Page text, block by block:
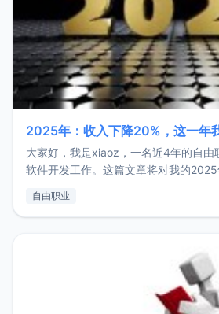
2025年：收入下降20%，这一年
大家好，我是xiaoz，一名近4年的自由
软件开发工作。这篇文章将对我的
收入下降20%，但却过得很充实，2026
自由职业